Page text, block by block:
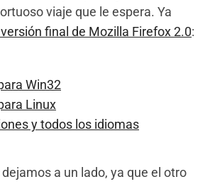
viaje que le espera. Ya
versión final de Mozilla Firefox 2.0:
Win32
Linux
y todos los idiomas
a un lado, ya que el otro